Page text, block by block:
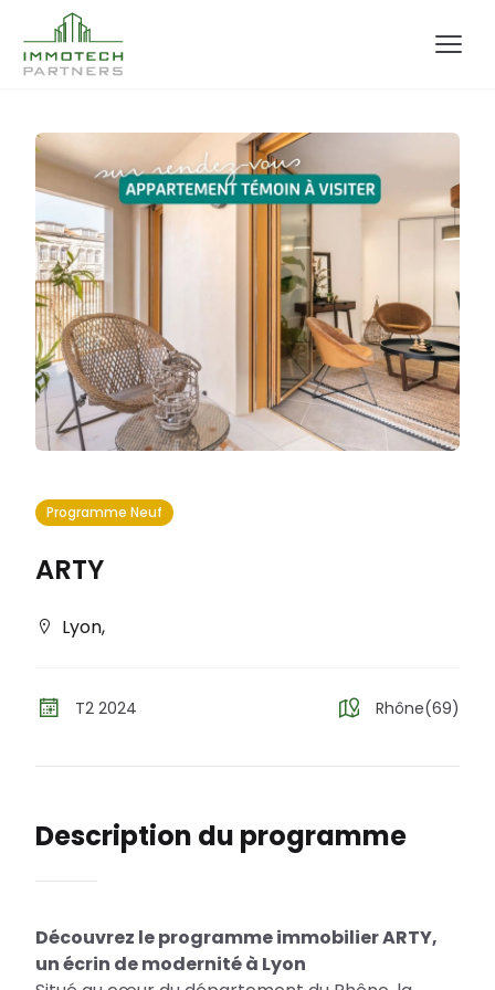
Programme Neuf
ARTY
Lyon,
T2 2024 Rhône(69)
Description du programme
Découvrez le programme immobilier ARTY,
un écrin de modernité à Lyon